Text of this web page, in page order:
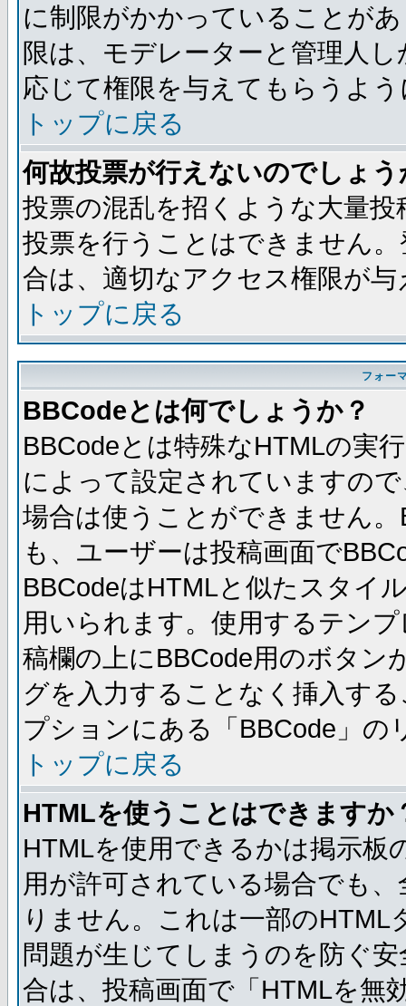
に制限がかかっていることが
限は、モデレーターと管理人
応じて権限を与えてもらうよ
トップに戻る
何故投票が行えないのでしょう
投票の混乱を招くような大量
投票を行うことはできません
合は、適切なアクセス権限が
トップに戻る
フォー
BBCodeとは何でしょうか？
BBCodeとは特殊なHTMLの実
によって設定されていますの
場合は使うことができません
も、ユーザーは投稿画面で
BBCodeはHTMLと似たスタイ
用いられます。使用するテン
稿欄の上にBBCode用のボタン
グを入力することなく挿入す
プションにある「BBCode」
トップに戻る
HTMLを使うことはできますか
HTMLを使用できるかは掲示板
用が許可されている場合でも
りません。これは一部の
問題が生じてしまうのを防ぐ
合は、投稿画面で「HTMLを無